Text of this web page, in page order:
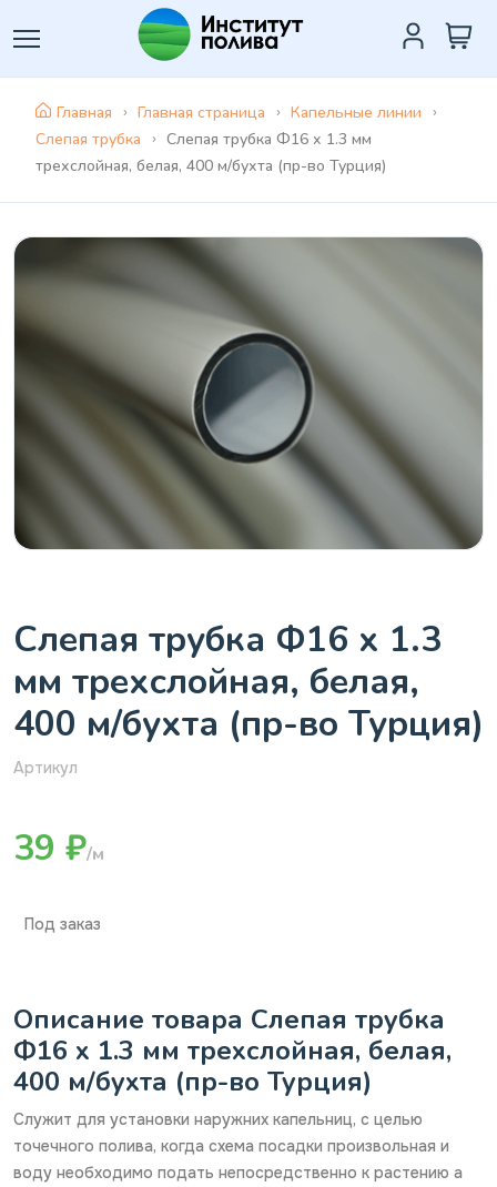
Главная Главная страница
Капельные линии
Слепая трубка
Слепая трубка Ф16 х 1.3 мм
трехслойная, белая, 400 м/бухта (пр-во Турция)
Слепая трубка Ф16 х 1.3
мм трехслойная, белая,
400 м/бухта (пр-во Турция)
Артикул
39 ₽/м
Под заказ
Описание товара Слепая трубка
Ф16 х 1.3 мм трехслойная, белая,
400 м/бухта (пр-во Турция)
Служит для установки наружних капельниц, с целью
точечного полива, когда схема посадки произвольная и
воду необходимо подать непосредственно к растению а